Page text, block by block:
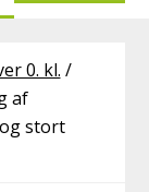
0. kl. /
af
stort